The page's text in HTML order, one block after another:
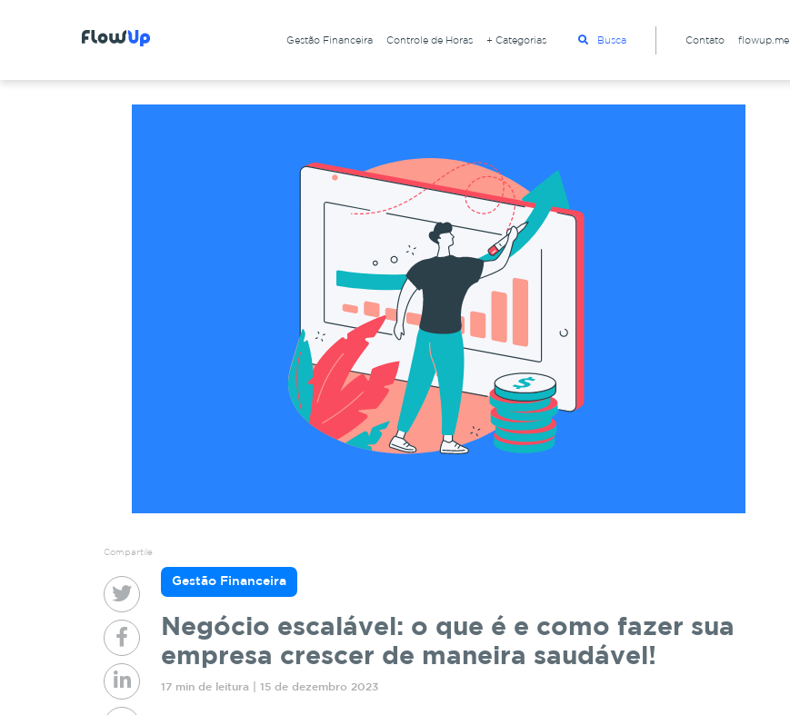
Gestão Financeira Controle de Horas + Categorias Busca Contato flowup.me
Compartile
Gestão Financeira
Negócio escalável: o que é e como fazer sua
empresa crescer de maneira saudável!
17 min de leitura | 15 de dezembro 2023